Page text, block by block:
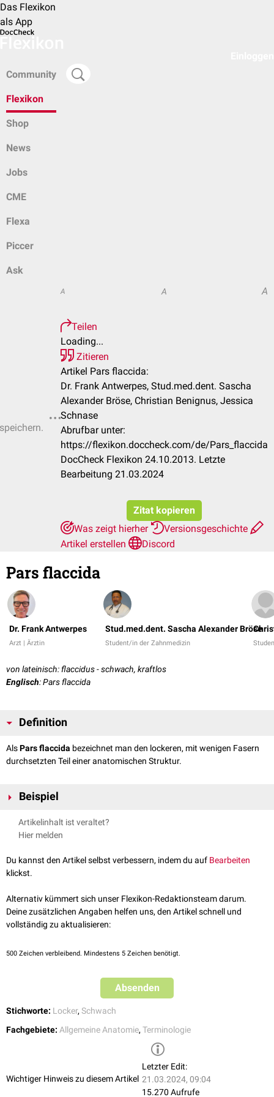
Das Flexikon
als App
Community
Flexikon
Shop
News
Jobs
CME
Flexa
Piccer
Ask
A A A
Teilen
Loading...
Zitieren
Artikel Pars flaccida:
Dr. Frank Antwerpes, Stud.med.dent. Sascha
Alexander Bröse, Christian Benignus, Jessica
Schnase
Abrufbar unter:
https://flexikon.doccheck.com/de/Pars_flaccida
DocCheck Flexikon 24.10.2013. Letzte
Bearbeitung 21.03.2024
Zitat kopieren
Was zeigt hierher
Versionsgeschichte
Artikel erstellen
Discord
Pars flaccida
Dr. Frank Antwerpes
Arzt | Ärztin
Stud.med.dent. Sascha Alexander Bröse
Student/in der Zahnmedizin
von lateinisch: flaccidus - schwach, kraftlos
Englisch: Pars flaccida
Definition
AlsPars flaccida bezeichnet man den lockeren, mit wenigen Fasern
durchsetzten Teil einer anatomischen Struktur.
Beispiel
Pars flaccida des
Ligamentum hepatogastricum
Pars flaccida der
Artikelinhalt ist veraltet?
Hier melden
Du kannst den Artikel selbst verbessern, indem du auf Bearbeiten
klickst.
Alternativ kümmert sich unser Flexikon-Redaktionsteam darum.
Deine zusätzlichen Angaben helfen uns, den Artikel schnell und
vollständig zu aktualisieren:
500 Zeichen verbleibend. Mindestens 5 Zeichen benötigt.
Absenden
Stichworte: Locker, Schwach
Fachgebiete: Allgemeine Anatomie, Terminologie
Wichtiger Hinweis zu diesem Artikel
Letzter Edit:
21.03.2024, 09:04
15.270 Aufrufe